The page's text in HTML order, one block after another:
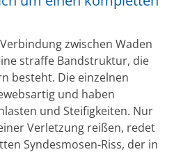
zwischen Waden
straffe Bandstruktur, die
besteht. Die einzelnen
und haben
und Steifigkeiten. Nur
Verletzung reißen, redet
Syndesmosen-Riss, der in